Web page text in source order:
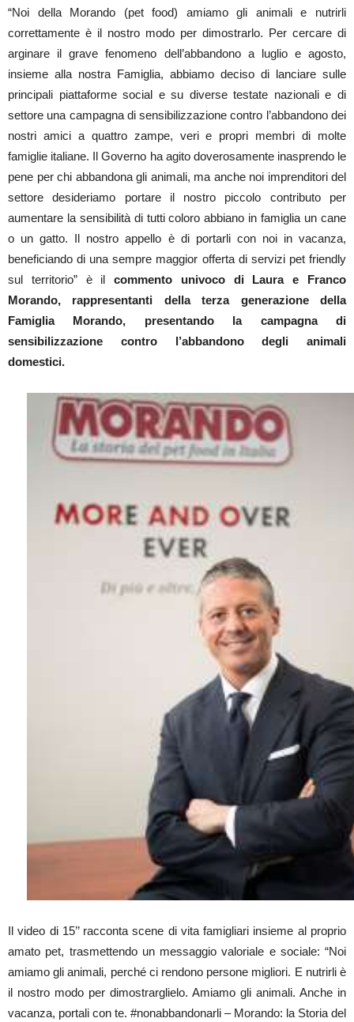
“Noi della Morando (pet food) amiamo gli animali e nutrirli
correttamente è il nostro modo per dimostrarlo. Per cercare di
arginare il grave fenomeno dell’abbandono a luglio e agosto,
insieme alla nostra Famiglia, abbiamo deciso di lanciare sulle
principali piattaforme social e su diverse testate nazionali e di
settore una campagna di sensibilizzazione contro l’abbandono dei
nostri amici a quattro zampe, veri e propri membri di molte
famiglie italiane. Il Governo ha agito doverosamente inasprendo le
pene per chi abbandona gli animali, ma anche noi imprenditori del
settore desideriamo portare il nostro piccolo contributo per
aumentare la sensibilità di tutti coloro abbiano in famiglia un cane
o un gatto. Il nostro appello è di portarli con noi in vacanza,
beneficiando di una sempre maggior offerta di servizi pet friendly
sul territorio” è ilcommento univoco di Laura e Franco
Morando, rappresentanti della terza generazione della
Famiglia Morando, presentando la campagna di
sensibilizzazione contro l’abbandono degli animali
domestici.
Il video di 15’’ racconta scene di vita famigliari insieme al proprio
amato pet, trasmettendo un messaggio valoriale e sociale: “Noi
amiamo gli animali, perché ci rendono persone migliori. E nutrirli è
il nostro modo per dimostrarglielo. Amiamo gli animali. Anche in
vacanza, portali con te. #nonabbandonarli – Morando: la Storia del